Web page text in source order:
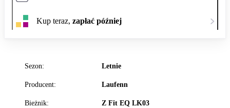
Sezon: Letnie
Producent: Laufenn
Bieżnik: Z Fit EQ LK03
Kup teraz, zapłać później